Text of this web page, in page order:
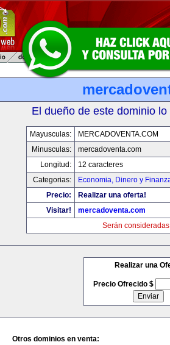
El dueño de este dominio
Mayusculas:
MERCADOVENTA.COM
Minusculas:
mercadoventa.com
Longitud:
12 caracteres
Categorias:
Economia, Dinero y
Precio:
Realizar una oferta!
Visitar!
mercadoventa.com
Serán
Realizar una
Precio Ofrecido $
Otros dominios en venta: